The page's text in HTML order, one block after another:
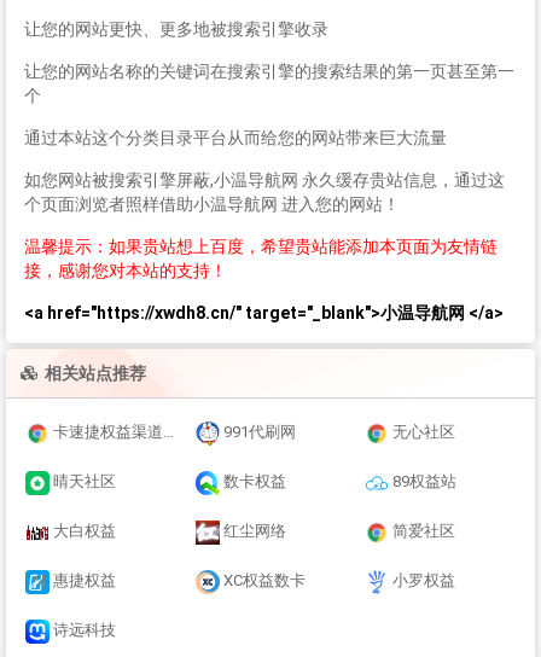
让您的网站更快、更多地被搜索引擎收录
让您的网站名称的关键词在搜索引擎的搜索结果的第一页甚至第一
个
通过本站这个分类目录平台从而给您的网站带来巨大流量
如您网站被搜索引擎屏蔽,小温导航网 永久缓存贵站信息，通过这
个页面浏览者照样借助小温导航网 进入您的网站！
温馨提示：如果贵站想上百度，希望贵站能添加本页面为友情链
接，感谢您对本站的支持！
<a href="https://xwdh8.cn/" target="_blank">小温导航网 </a>
相关站点推荐
卡速捷权益渠道货源终端 991代刷网 无心社区
晴天社区 数卡权益 89权益站
大白权益 红尘网络 简爱社区
惠捷权益 XC权益数卡 小罗权益
诗远科技